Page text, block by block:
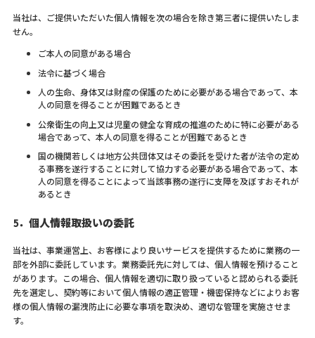
当社は、ご提供いただいた個人情報を次の場合を除き第三者に提供いたしま
せん。
ご本人の同意がある場合
法令に基づく場合
人の生命、身体又は財産の保護のために必要がある場合であって、本
人の同意を得ることが困難であるとき
公衆衛生の向上又は児童の健全な育成の推進のために特に必要がある
場合であって、本人の同意を得ることが困難であるとき
国の機関若しくは地方公共団体又はその委託を受けた者が法令の定め
る事務を遂行することに対して協力する必要がある場合であって、本
人の同意を得ることによって当該事務の遂行に支障を及ぼすおそれが
あるとき
5．個人情報取扱いの委託
当社は、事業運営上、お客様により良いサービスを提供するために業務の一
部を外部に委託しています。業務委託先に対しては、個人情報を預けること
があります。この場合、個人情報を適切に取り扱っていると認められる委託
先を選定し、契約等において個人情報の適正管理・機密保持などによりお客
様の個人情報の漏洩防止に必要な事項を取決め、適切な管理を実施させま
す。